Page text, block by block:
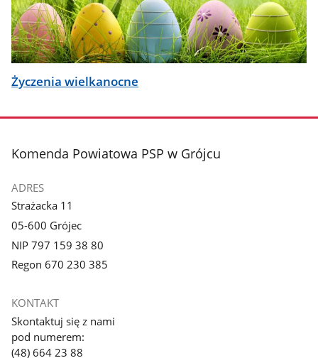
Życzenia wielkanocne
stopka
Komenda Powiatowa PSP w Grójcu
ADRES
Strażacka 11
05-600 Grójec
NIP 797 159 38 80
Regon 670 230 385
KONTAKT
Skontaktuj się z nami
pod numerem:
(48) 664 23 88